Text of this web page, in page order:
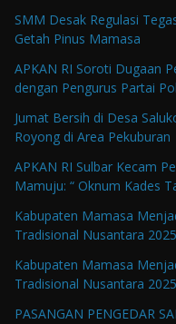
SMM Desak Regulasi
Getah Pinus Mamasa
APKAN RI Soroti Dugaan
dengan Pengurus Partai
Jumat Bersih di Desa
Royong di Area Pekuburan
APKAN RI Sulbar Kecam
Mamuju: “ Oknum Kades
Kabupaten Mamasa
Tradisional Nusantara 2025
Kabupaten Mamasa
Tradisional Nusantara 2025
PASANGAN PENGEDAR